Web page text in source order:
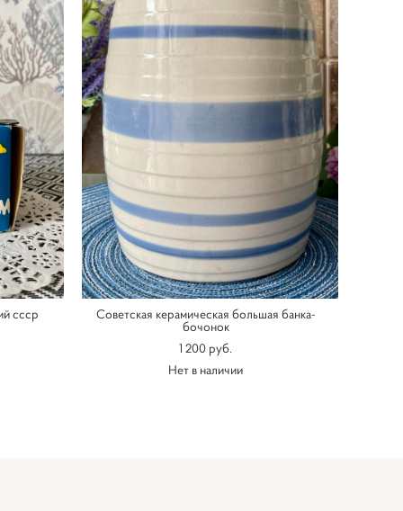
ссср Советская керамическая большая банка-
бочонок
1 200 pуб.
Нет в наличии